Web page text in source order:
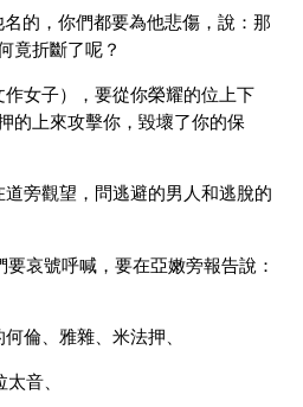
的，你們都要為他悲傷，說：那
竟折斷了呢？
女子），要從你榮耀的位上下
的上來攻擊你，毀壞了你的保
旁觀望，問逃避的男人和逃脫的
哀號呼喊，要在亞嫩旁報告說：
倫、雅雜、米法押、
音、